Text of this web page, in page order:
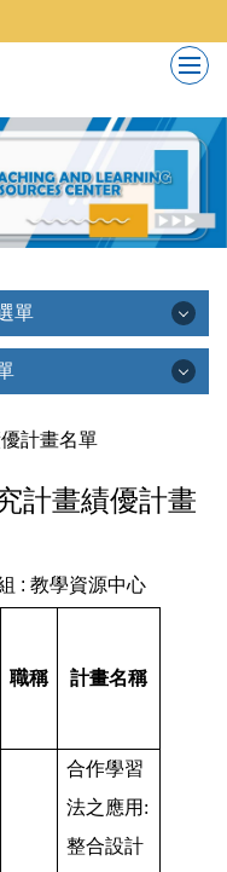
單
計畫名單
計畫績優計畫
: 教學資源中心
職稱 計畫名稱
合作學習
法之應用:
整合設計